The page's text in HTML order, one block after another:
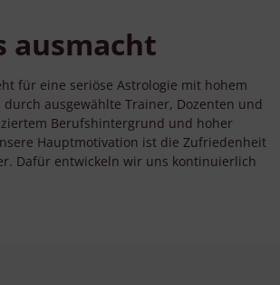
ausmacht
für eine seriöse Astrologie mit hohem
ausgewählte Trainer, Dozenten und
Berufshintergrund und hoher
Hauptmotivation ist die Zufriedenheit
Dafür entwickeln wir uns kontinuierlich